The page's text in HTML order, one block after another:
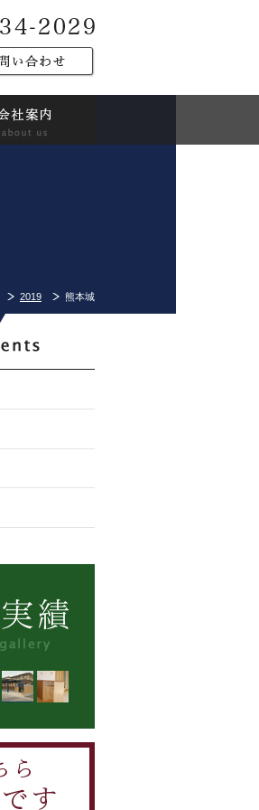
2019 熊本城